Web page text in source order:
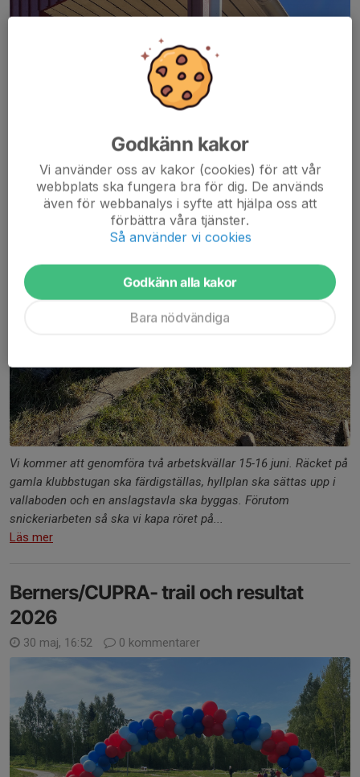
Vi kommer att genomföra två arbetskvällar 15-16 juni. Räcket på
gamla klubbstugan ska färdigställas, hyllplan ska sättas upp i
vallaboden och en anslagstavla ska byggas. Förutom
snickeriarbeten så ska vi kapa röret på...
Läs mer
Berners/CUPRA- trail och resultat
2026
30 maj, 16:52 0 kommentarer
Godkänn kakor
Vi använder oss av kakor (cookies) för att vår
webbplats ska fungera bra för dig. De används
även för webbanalys i syfte att hjälpa oss att
förbättra våra tjänster.
Så använder vi cookies
Godkänn alla kakor
Bara nödvändiga